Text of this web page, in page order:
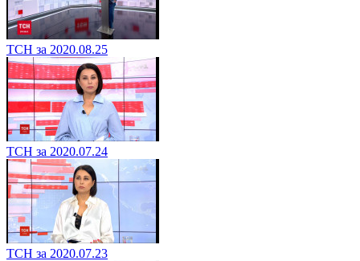
ТСН за 2020.08.25
ТСН за 2020.07.24
ТСН за 2020.07.23